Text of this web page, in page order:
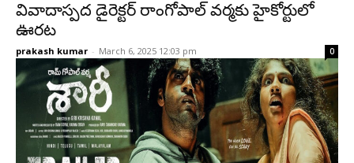
వివాదాస్పద డైరెక్టర్ రాంగోపాల్ వర్మకు హైకోర్టులో
ఊరట
prakash kumar - March 6, 2025 12:03 pm 0